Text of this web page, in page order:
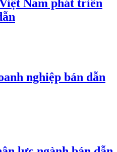
Nam phát triển
nghiệp bán dẫn